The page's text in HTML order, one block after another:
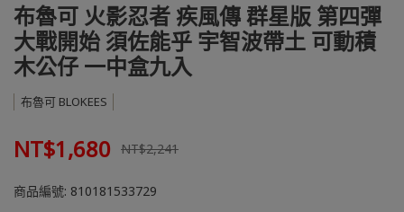
布魯可 火影忍者 疾風傳 群星版 第四彈
大戰開始 須佐能乎 宇智波帶土 可動積
木公仔 一中盒九入
布魯可 BLOKEES
NT$1,680 NT$2,241
商品編號: 810181533729